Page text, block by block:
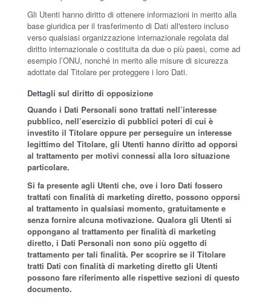
Gli Utenti hanno diritto di ottenere informazioni in merito alla
base giuridica per il trasferimento di Dati all'estero incluso
verso qualsiasi organizzazione internazionale regolata dal
diritto internazionale o costituita da due o più paesi, come ad
esempio l’ONU, nonché in merito alle misure di sicurezza
adottate dal Titolare per proteggere i loro Dati.
Dettagli sul diritto di opposizione
Quando i Dati Personali sono trattati nell’interesse
pubblico, nell’esercizio di pubblici poteri di cui è
investito il Titolare oppure per perseguire un interesse
legittimo del Titolare, gli Utenti hanno diritto ad opporsi
al trattamento per motivi connessi alla loro situazione
particolare.
Si fa presente agli Utenti che, ove i loro Dati fossero
trattati con finalità di marketing diretto, possono opporsi
al trattamento in qualsiasi momento, gratuitamente e
senza fornire alcuna motivazione. Qualora gli Utenti si
oppongano al trattamento per finalità di marketing
diretto, i Dati Personali non sono più oggetto di
trattamento per tali finalità. Per scoprire se il Titolare
tratti Dati con finalità di marketing diretto gli Utenti
possono fare riferimento alle rispettive sezioni di questo
documento.